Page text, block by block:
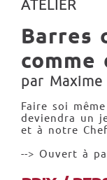
ATELIER
Barres
comme
par
Faire soi
deviendra un
et à notre
--> Ouvert à